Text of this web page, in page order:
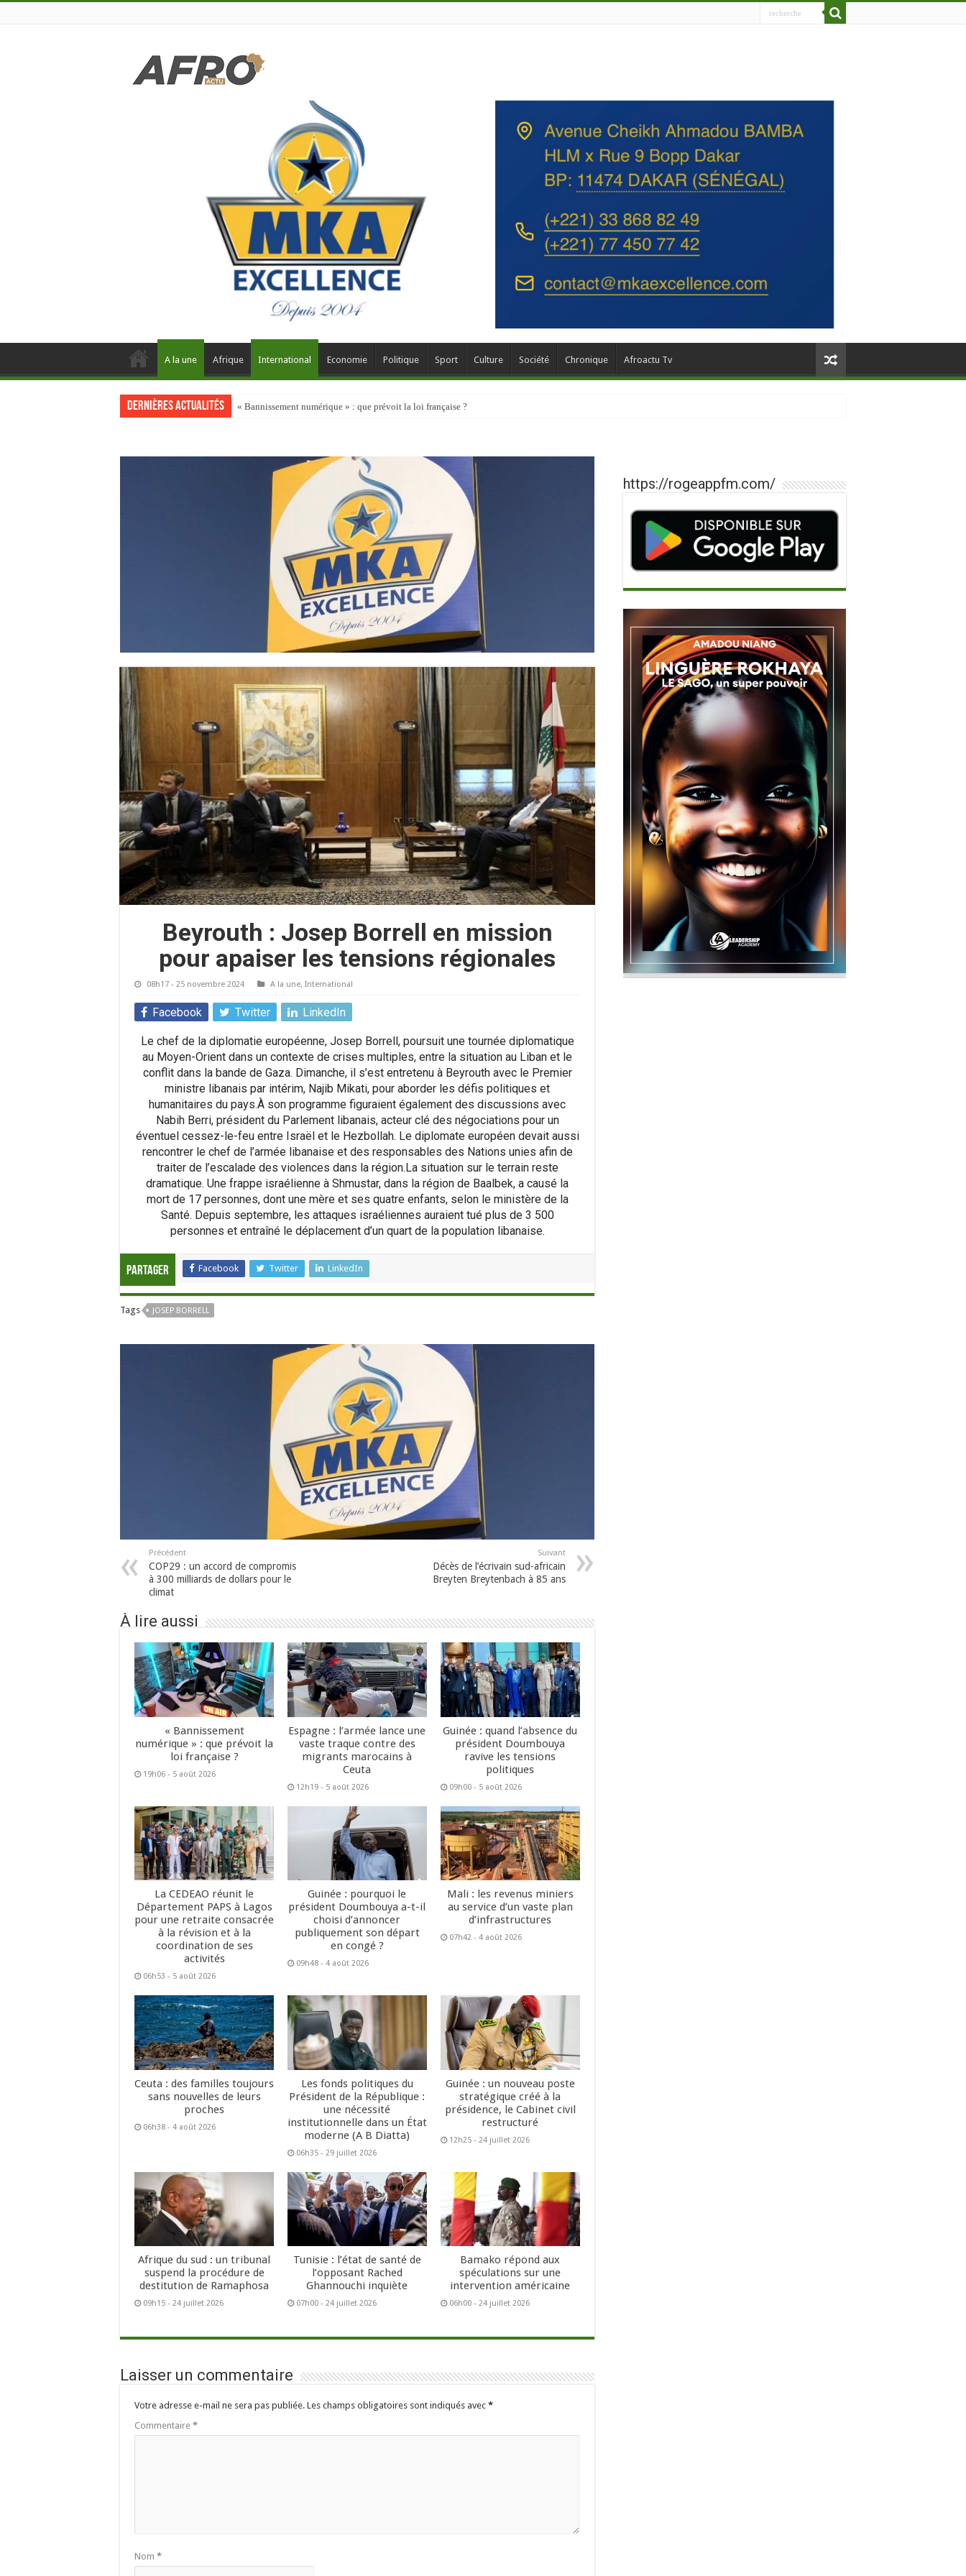
A la une Afrique International Economie Politique Sport Culture Société Chronique Afroactu Tv
Dernières actualités « Bannissement numérique » : que prévoit la loi française ?
Beyrouth : Josep Borrell en mission
pour apaiser les tensions régionales
08h17 - 25 novembre 2024 A la une, International
Facebook Twitter LinkedIn
Le chef de la diplomatie européenne, Josep Borrell, poursuit une tournée diplomatique
au Moyen-Orient dans un contexte de crises multiples, entre la situation au Liban et le
conflit dans la bande de Gaza. Dimanche, il s’est entretenu à Beyrouth avec le Premier
ministre libanais par intérim, Najib Mikati, pour aborder les défis politiques et
humanitaires du pays.À son programme figuraient également des discussions avec
Nabih Berri, président du Parlement libanais, acteur clé des négociations pour un
éventuel cessez-le-feu entre Israël et le Hezbollah. Le diplomate européen devait aussi
rencontrer le chef de l’armée libanaise et des responsables des Nations unies afin de
traiter de l’escalade des violences dans la région.La situation sur le terrain reste
dramatique. Une frappe israélienne à Shmustar, dans la région de Baalbek, a causé la
mort de 17 personnes, dont une mère et ses quatre enfants, selon le ministère de la
Santé. Depuis septembre, les attaques israéliennes auraient tué plus de 3 500
personnes et entraîné le déplacement d’un quart de la population libanaise.
Partager Facebook Twitter LinkedIn
Tags JOSEP BORRELL
Précédent
COP29 : un accord de compromis
à 300 milliards de dollars pour le
climat
Suivant
Décès de l’écrivain sud-africain
Breyten Breytenbach à 85 ans
À lire aussi
« Bannissement
numérique » : que prévoit la
loi française ?
19h06 - 5 août 2026
Espagne : l’armée lance une
vaste traque contre des
migrants marocains à
Ceuta
12h19 - 5 août 2026
Guinée : quand l’absence du
président Doumbouya
ravive les tensions
politiques
09h00 - 5 août 2026
La CEDEAO réunit le
Département PAPS à Lagos
pour une retraite consacrée
à la révision et à la
coordination de ses
activités
06h53 - 5 août 2026
Guinée : pourquoi le
président Doumbouya a-t-il
choisi d’annoncer
publiquement son départ
en congé ?
09h48 - 4 août 2026
Mali : les revenus miniers
au service d’un vaste plan
d’infrastructures
07h42 - 4 août 2026
Ceuta : des familles toujours
sans nouvelles de leurs
proches
06h38 - 4 août 2026
Les fonds politiques du
Président de la République :
une nécessité
institutionnelle dans un État
moderne (A B Diatta)
06h35 - 29 juillet 2026
Guinée : un nouveau poste
stratégique créé à la
présidence, le Cabinet civil
restructuré
12h25 - 24 juillet 2026
Afrique du sud : un tribunal
suspend la procédure de
destitution de Ramaphosa
09h15 - 24 juillet 2026
Tunisie : l’état de santé de
l’opposant Rached
Ghannouchi inquiète
07h00 - 24 juillet 2026
Bamako répond aux
spéculations sur une
intervention américaine
06h00 - 24 juillet 2026
Laisser un commentaire
Votre adresse e-mail ne sera pas publiée. Les champs obligatoires sont indiqués avec *
Commentaire *
Nom *
https://rogeappfm.com/